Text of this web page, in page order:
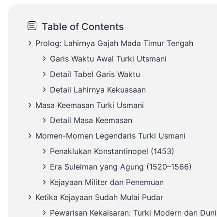
Table of Contents
Prolog: Lahirnya Gajah Mada Timur Tengah
Garis Waktu Awal Turki Utsmani
Detail Tabel Garis Waktu
Detail Lahirnya Kekuasaan
Masa Keemasan Turki Usmani
Detail Masa Keemasan
Momen-Momen Legendaris Turki Usmani
Penaklukan Konstantinopel (1453)
Era Suleiman yang Agung (1520–1566)
Kejayaan Militer dan Penemuan
Ketika Kejayaan Sudah Mulai Pudar
Pewarisan Kekaisaran: Turki Modern dan